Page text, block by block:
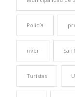
Policía
river San
Turistas